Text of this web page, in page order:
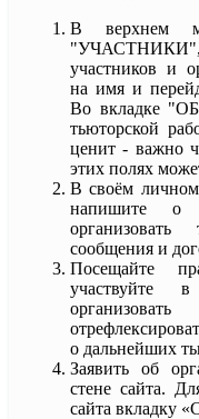
В верхнем
участников и
на имя и
Во вкладке
тьюторской
ценит - важно
этих полях
В своём
напишите о
сообщения и
Посещайте
участвуйте
о дальнейших
Заявить об
стене сайта.
сайта вкладку